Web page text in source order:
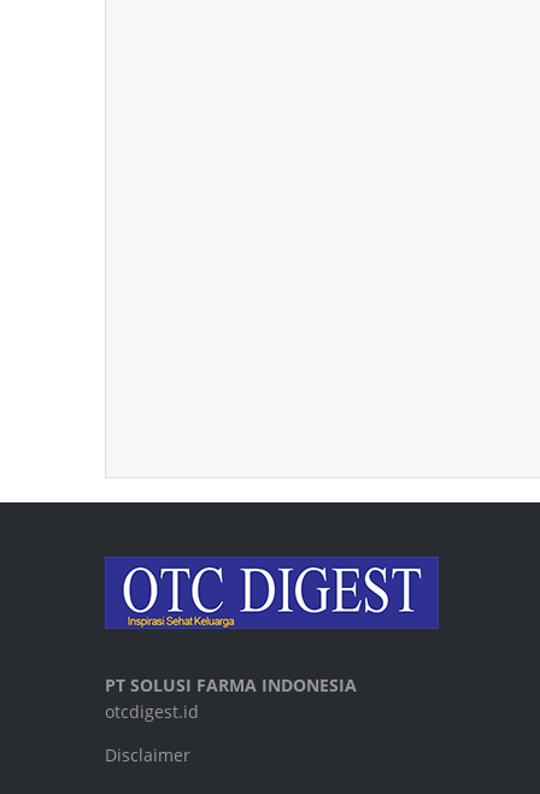
PT SOLUSI FARMA INDONESIA
otcdigest.id
Disclaimer